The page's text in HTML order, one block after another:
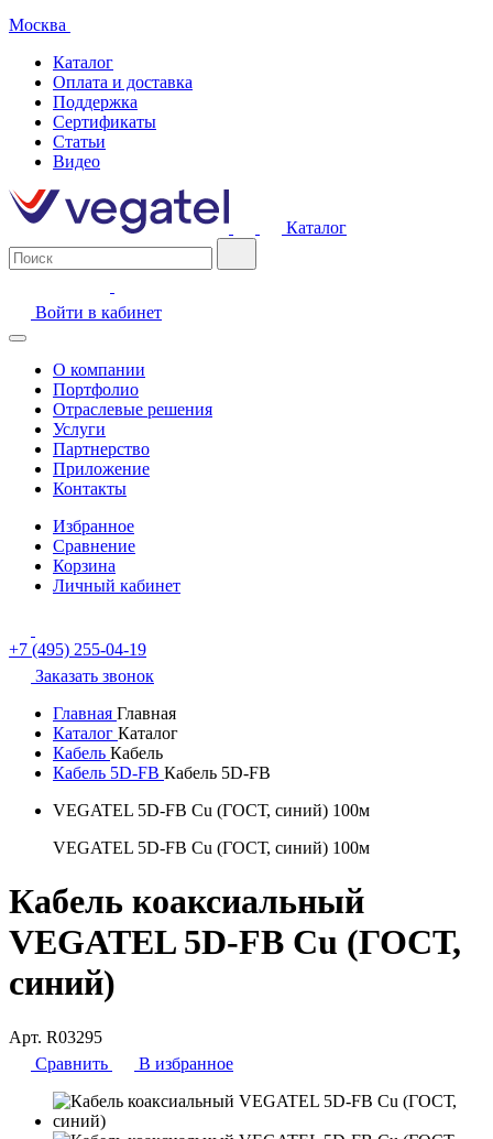
Москва
Каталог
Оплата и доставка
Поддержка
Сертификаты
Статьи
Видео
Каталог
Войти в кабинет
О компании
Портфолио
Отраслевые решения
Услуги
Партнерство
Приложение
Контакты
Избранное
Сравнение
Корзина
Личный кабинет
+7 (495) 255-04-19
Заказать звонок
Главная Главная
Каталог Каталог
Кабель Кабель
Кабель 5D-FB Кабель 5D-FB
VEGATEL 5D-FB Cu (ГОСТ, синий) 100м
VEGATEL 5D-FB Cu (ГОСТ, синий) 100м
Кабель коаксиальный
VEGATEL 5D-FB Cu (ГОСТ,
синий)
Арт. R03295
Сравнить
В избранное